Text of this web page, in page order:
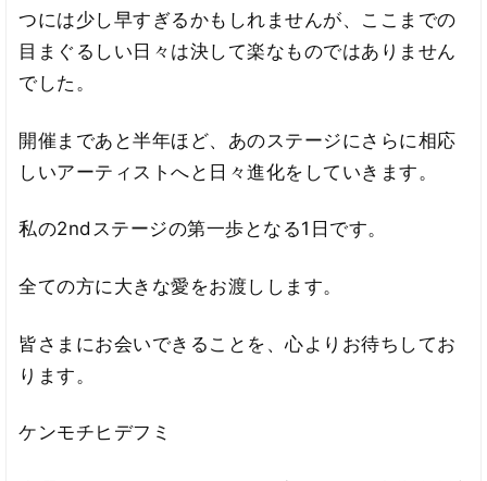
つには少し早すぎるかもしれませんが、ここまでの
目まぐるしい日々は決して楽なものではありません
でした。
開催まであと半年ほど、あのステージにさらに相応
しいアーティストへと日々進化をしていきます。
私の2ndステージの第一歩となる1日です。
全ての方に大きな愛をお渡しします。
皆さまにお会いできることを、心よりお待ちしてお
ります。
ケンモチヒデフミ